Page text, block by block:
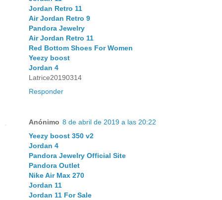
Jordan Retro 11
Air Jordan Retro 9
Pandora Jewelry
Air Jordan Retro 11
Red Bottom Shoes For Women
Yeezy boost
Jordan 4
Latrice20190314
Responder
Anónimo 8 de abril de 2019 a las 20:22
Yeezy boost 350 v2
Jordan 4
Pandora Jewelry Official Site
Pandora Outlet
Nike Air Max 270
Jordan 11
Jordan 11 For Sale